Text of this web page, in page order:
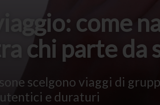
come
chi parte da
scelgono viaggi di
e duraturi